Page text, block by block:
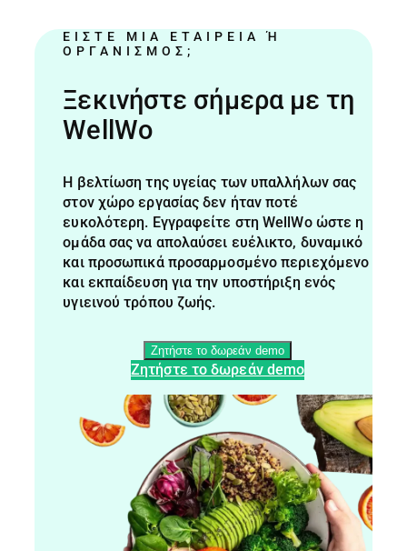
ΕΊΣΤΕ ΜΙΑ ΕΤΑΙΡΕΊΑ Ή Ο
ΡΓΑΝΙΣΜΌΣ;
Ξεκινήστε σήμερα με τη
WellWo
Η βελτίωση της υγείας των υπαλλήλων σας
στον χώρο εργασίας δεν ήταν ποτέ
ευκολότερη. Εγγραφείτε στη WellWo ώστε η
ομάδα σας να απολαύσει ευέλικτο, δυναμικό
και προσωπικά προσαρμοσμένο περιεχόμενο
και εκπαίδευση για την υποστήριξη ενός
υγιεινού τρόπου ζωής.
Ζητήστε το δωρεάν demo
Ζητήστε το δωρεάν demo